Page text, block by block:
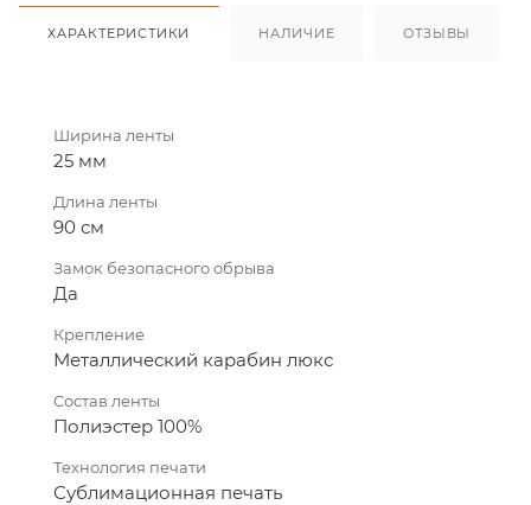
ХАРАКТЕРИСТИКИ НАЛИЧИЕ ОТЗЫВЫ
Ширина ленты
25 мм
Длина ленты
90 см
Замок безопасного обрыва
Да
Крепление
Металлический карабин люкс
Состав ленты
Полиэстер 100%
Технология печати
Сублимационная печать